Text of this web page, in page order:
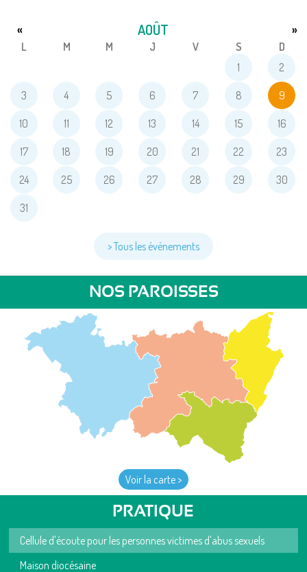
AOÛT
« »
L M M J V S
D
1
2
3 4 5 6 7 8 9
10 11 12 13 14 15 16
17 18 19 20 21 22 23
24 25 26 27 28 29 30
31
> Tous les événements
NOS PAROISSES
Voir la carte >
PRATIQUE
Cellule d'écoute pour les personnes victimes d'abus sexuels
Maison diocésaine